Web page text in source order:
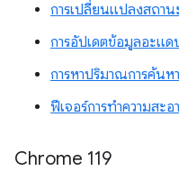
การเปลี่ยนแปลงสถา
การอัปเดตข้อมูลอะแด
การหาปริมาณการค้นห
ฟีเจอร์การทำความสะ
Chrome 119